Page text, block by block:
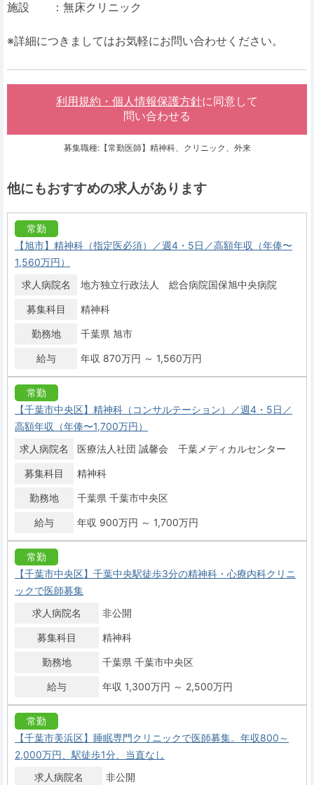
施設 ：無床クリニック
※詳細につきましてはお気軽にお問い合わせください。
利用規約・個人情報保護方針に同意して
問い合わせる
募集職種:【常勤医師】精神科、クリニック、外来
他にもおすすめの求人があります
常勤
【旭市】精神科（指定医必須）／週4・5日／高額年収（年俸〜
1,560万円）
求人病院名
地方独立行政法人 総合病院国保旭中央病院
募集科目 精神科
勤務地 千葉県 旭市
給与 年収 870万円 ～ 1,560万円
常勤
【千葉市中央区】精神科（コンサルテーション）／週4・5日／
高額年収（年俸〜1,700万円）
求人病院名
医療法人社団 誠馨会 千葉メディカルセンター
募集科目 精神科
勤務地 千葉県 千葉市中央区
給与 年収 900万円 ～ 1,700万円
常勤
【千葉市中央区】千葉中央駅徒歩3分の精神科・心療内科クリニ
ックで医師募集
求人病院名
非公開
募集科目 精神科
勤務地 千葉県 千葉市中央区
給与 年収 1,300万円 ～ 2,500万円
常勤
【千葉市美浜区】睡眠専門クリニックで医師募集。年収800～
2,000万円、駅徒歩1分、当直なし
求人病院名
非公開